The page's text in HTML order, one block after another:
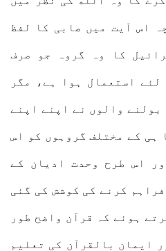
اس آیت میں صابی کا لفظ
کا وہ گروہ جو صرف
استعمال ہوا ہے، مگر
بولنے والوں نے اپنے اپنے
ہی کے مختلف گروہوں کو اس
اس طرح وحدت ادیان کے
کرنے کی کوشش کی گئی
ہوئے کہ قرآن واضح طور
ایمان بالقرآن کی تعلیم